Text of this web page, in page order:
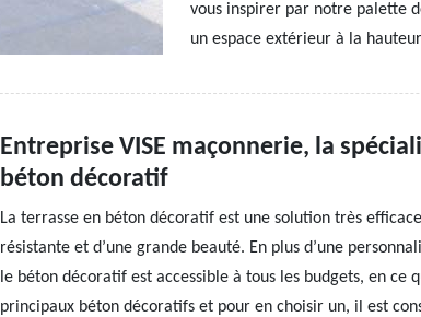
vous inspirer par notre palette
un espace extérieur à la
Entreprise VISE maçonnerie, la
béton décoratif
La terrasse en béton décoratif est une solution très
résistante et d’une grande beauté. En plus d’une
le béton décoratif est accessible à tous les budgets, en
principaux béton décoratifs et pour en choisir un, il est